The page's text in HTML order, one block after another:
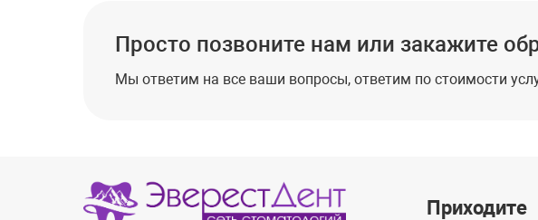
Просто позвоните нам или закажите
Мы ответим на все ваши вопросы, ответим по стоимости
Приходите